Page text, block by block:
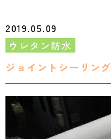
2019.05.09
ウレタン防水
ジョイントシーリング